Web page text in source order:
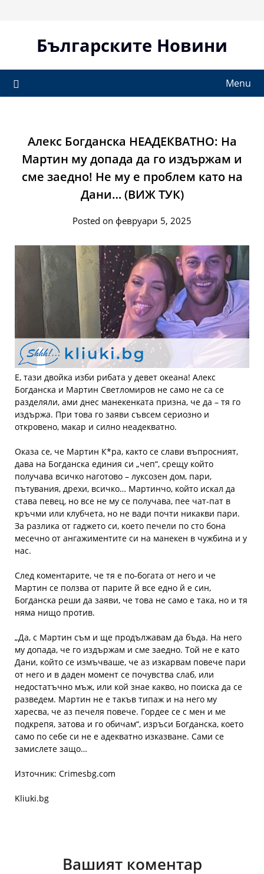
Българските Новини
Menu
Алекс Богданска НЕАДЕКВАТНО: На
Мартин му допада да го издържам и
сме заедно! Не му е проблем като на
Дани… (ВИЖ ТУК)
Posted on февруари 5, 2025
Е, тази двойка изби рибата у девет океана! Алекс
Богданска и Мартин Светломиров не само не са се
разделяли, ами днес манекенката призна, че да – тя го
издържа. При това го заяви съвсем сериозно и
откровено, макар и силно неадекватно.
Оказа се, че Мартин К*ра, както се слави въпросният,
дава на Богданска единия си „чеп“, срещу който
получава всичко наготово – луксозен дом, пари,
пътувания, дрехи, всичко… Мартинчо, който искал да
става певец, но все не му се получава, пее чат-пат в
кръчми или клубчета, но не вади почти никакви пари.
За разлика от гаджето си, което печели по сто бона
месечно от ангажиментите си на манекен в чужбина и у
нас.
След коментарите, че тя е по-богата от него и че
Мартин се ползва от парите й все едно й е син,
Богданска реши да заяви, че това не само е така, но и тя
няма нищо против.
„Да, с Мартин съм и ще продължавам да бъда. На него
му допада, че го издържам и сме заедно. Той не е като
Дани, който се измъчваше, че аз изкарвам повече пари
от него и в даден момент се почувства слаб, или
недостатъчно мъж, или кой знае какво, но поиска да се
разведем. Мартин не е такъв типаж и на него му
харесва, че аз печеля повече. Гордее се с мен и ме
подкрепя, затова и го обичам“, изръси Богданска, което
само по себе си не е адекватно изказване. Сами се
замислете защо…
Източник: Crimesbg.com
Kliuki.bg
Вашият коментар